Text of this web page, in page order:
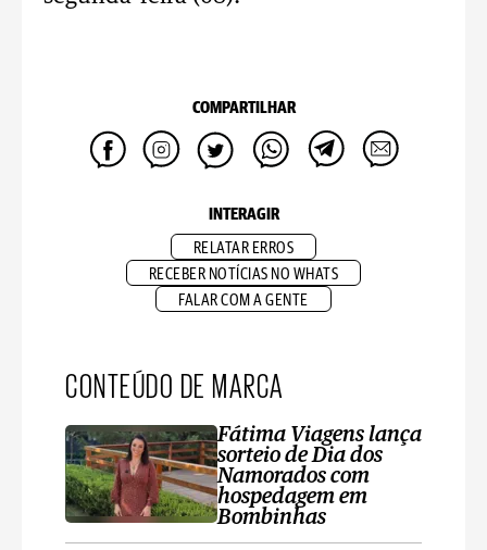
COMPARTILHAR
INTERAGIR
RELATAR ERROS
RECEBER NOTÍCIAS NO WHATS
FALAR COM A GENTE
CONTEÚDO DE MARCA
Fátima Viagens lança
sorteio de Dia dos
Namorados com
hospedagem em
Bombinhas